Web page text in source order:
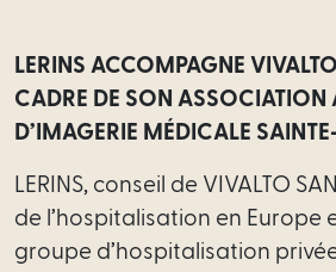
LERINS ACCOMPAGNE
CADRE DE SON ASSOCIATION
D’IMAGERIE MÉDICALE
LERINS, conseil de VIVALTO
de l’hospitalisation en Europe
groupe d’hospitalisation